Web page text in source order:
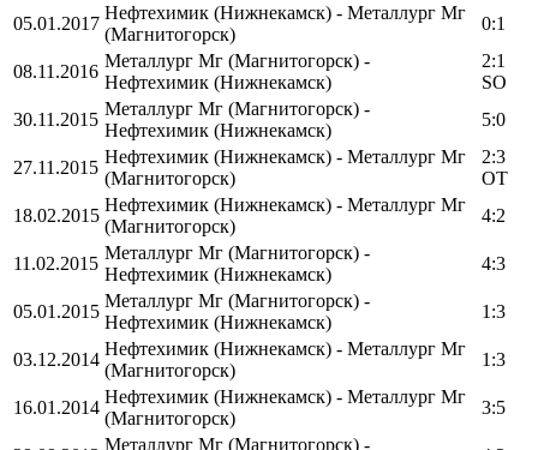
05.01.2017
Нефтехимик (Нижнекамск) - Металлург Мг
(Магнитогорск)
0:1
08.11.2016
Металлург Мг (Магнитогорск) -
Нефтехимик (Нижнекамск)
2:1
SO
30.11.2015
Металлург Мг (Магнитогорск) -
Нефтехимик (Нижнекамск)
5:0
27.11.2015
Нефтехимик (Нижнекамск) - Металлург Мг
(Магнитогорск)
2:3
OT
18.02.2015
Нефтехимик (Нижнекамск) - Металлург Мг
(Магнитогорск)
4:2
11.02.2015
Металлург Мг (Магнитогорск) -
Нефтехимик (Нижнекамск)
4:3
05.01.2015
Металлург Мг (Магнитогорск) -
Нефтехимик (Нижнекамск)
1:3
03.12.2014
Нефтехимик (Нижнекамск) - Металлург Мг
(Магнитогорск)
1:3
16.01.2014
Нефтехимик (Нижнекамск) - Металлург Мг
(Магнитогорск)
3:5
Металлург Мг (Магнитогорск) -